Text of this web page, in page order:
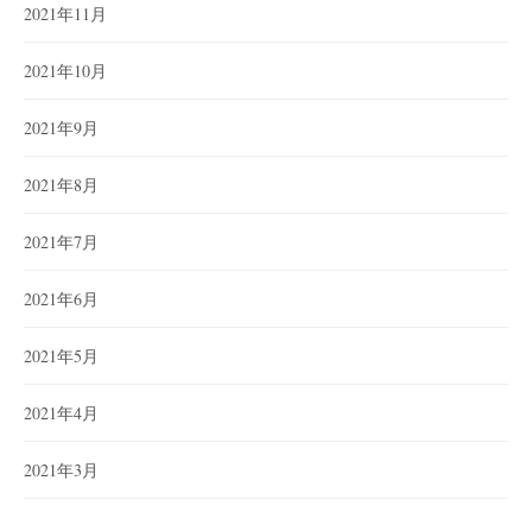
2021年11月
2021年10月
2021年9月
2021年8月
2021年7月
2021年6月
2021年5月
2021年4月
2021年3月